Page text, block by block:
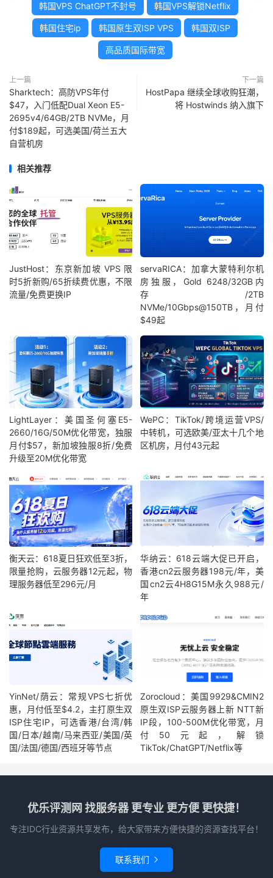
韩国VPS ChatGPT不封号 韩国VPS解锁Netflix
韩国住宅ip 韩国原生双ISP VPS 韩国双ISP
高品质国际带宽
上一篇
Sharktech：高防VPS年付
$47，入门低配Dual Xeon E5-
2695v4/64GB/2TB NVMe，月
付$189起，可选美国/荷兰五大
自营机房
下一篇
HostPapa 继续全球收购狂潮，
将 Hostwinds 纳入旗下
相关推荐
JustHost：东京新加坡 VPS 限
时5折新购/65折续费优惠，不限
流量/免费更换IP
servaRICA：加拿大蒙特利尔机
房独服，Gold 6248/32GB内
存/2TB
NVMe/10Gbps@150TB，月付
$49起
LightLayer：美国圣何塞E5-
2660/16G/50M优化带宽，独服
月付$57，新加坡独服8折/免费
升级至20M优化带宽
WePC：TikTok/跨境运营VPS/
中转机，可选欧美/亚太十几个地
区机房，月付43元起
衡天云：618夏日狂欢低至3折，
限量抢购，云服务器12元起，物
理服务器低至296元/月
华纳云：618云端大促已开启，
香港cn2云服务器198元/年，美
国cn2云4H8G15M永久988元/
年
YinNet/荫云：常规VPS七折优
惠，月付低至$4.2，主打原生双
ISP住宅IP，可选香港/台湾/韩
国/日本/越南/马来西亚/美国/英
国/法国/德国/西班牙等节点
Zorocloud：美国9929&CMIN2
原生双ISP云服务器上新 NTT新
IP段，100-500M优化带宽，月
付50元起，解锁
TikTok/ChatGPT/Netflix等
优乐评测网 找服务器 更专业 更方便 更快捷！
专注IDC行业资源共享发布，给大家带来方便快捷的资源查找平台！
联系我们 